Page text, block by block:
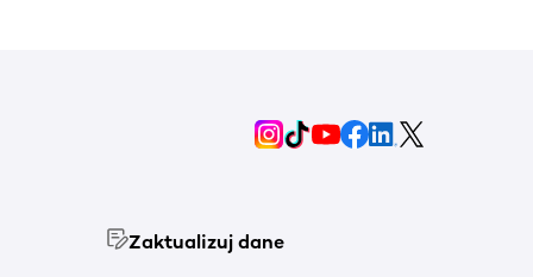
Zaktualizuj dane